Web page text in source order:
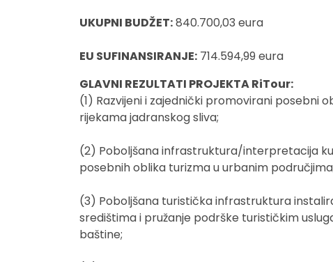
UKUPNI BUDŽET:840.700,03 eura
EU SUFINANSIRANJE: 714.594,99 eura
GLAVNI REZULTATI PROJEKTA RiTour:
(1) Razvijeni i zajednički promovirani posebni
rijekama jadranskog sliva;
(2) Poboljšana infrastruktura/interpretacija
posebnih oblika turizma u urbanim
(3) Poboljšana turistička infrastruktura
središtima i pružanje podrške turističkim
baštine;